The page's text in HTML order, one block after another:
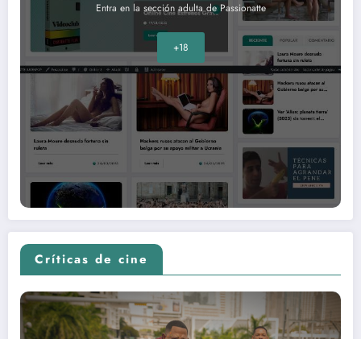
Entra en la sección adulta de Passionatte
+18
Críticas de cine